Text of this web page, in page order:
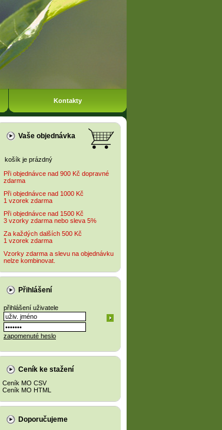
Kontakty
Vaše objednávka
košík je prázdný
Při objednávce nad 900 Kč dopravné
zdarma
Při objednávce nad 1000 Kč
1 vzorek zdarma
Při objednávce nad 1500 Kč
3 vzorky zdarma nebo sleva 5%
Za každých dalších 500 Kč
1 vzorek zdarma
Vzorky zdarma a slevu na objednávku
nelze kombinovat.
Přihlášení
přihlášení uživatele
zapomenuté heslo
Ceník ke stažení
Ceník MO CSV
Ceník MO HTML
Doporučujeme